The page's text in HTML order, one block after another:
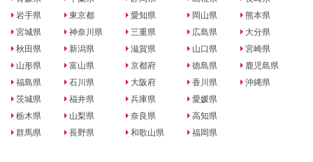
岩手県
宮城県
秋田県
山形県
福島県
茨城県
栃木県
群馬県
東京都
神奈川県
新潟県
富山県
石川県
福井県
山梨県
長野県
愛知県
三重県
滋賀県
京都府
大阪府
兵庫県
奈良県
和歌山県
岡山県
広島県
山口県
徳島県
香川県
愛媛県
高知県
福岡県
熊本県
大分県
宮崎県
鹿児島県
沖縄県